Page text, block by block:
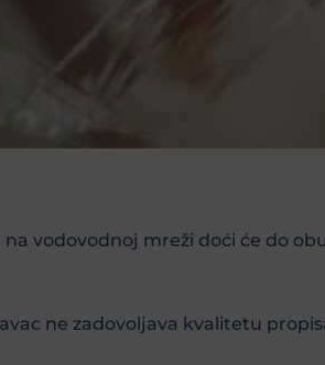
na vodovodnoj mreži doći će do
ne zadovoljava kvalitetu